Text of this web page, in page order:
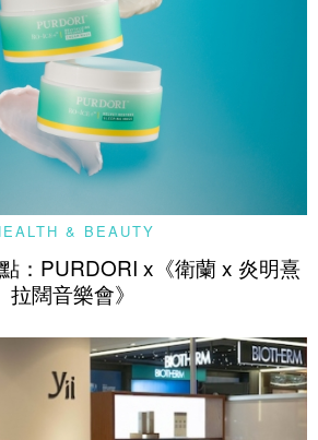
& BEAUTY
：PURDORI x《衛蘭 x 炎明熹
拉闊音樂會》